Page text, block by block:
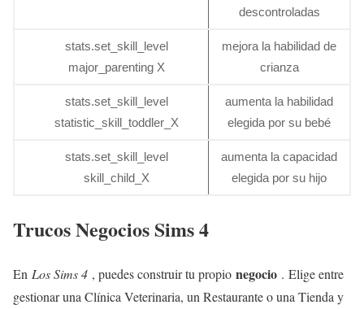
descontroladas
stats.set_skill_level
major_parenting X
mejora la habilidad de
crianza
stats.set_skill_level
statistic_skill_toddler_X
aumenta la habilidad
elegida por su bebé
stats.set_skill_level
skill_child_X
aumenta la capacidad
elegida por su hijo
Trucos Negocios Sims 4
En Los Sims 4 , puedes construir tu propio negocio . Elige entre
gestionar una Clínica Veterinaria, un Restaurante o una Tienda y